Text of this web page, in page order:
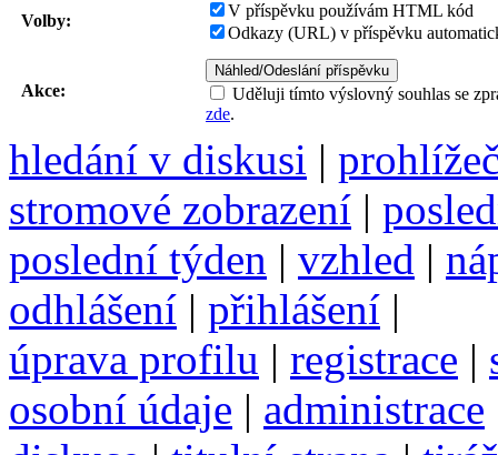
Volby:
V příspěvku používám HTML kód
Odkazy (URL) v příspěvku
Akce:
Uděluji tímto výslovný souhlas se
zde.
hledání v diskusi |
stromové zobrazení |
poslední týden | vzhled |
odhlášení | přihlášení |
úprava profilu | registrace |
osobní údaje | administrace